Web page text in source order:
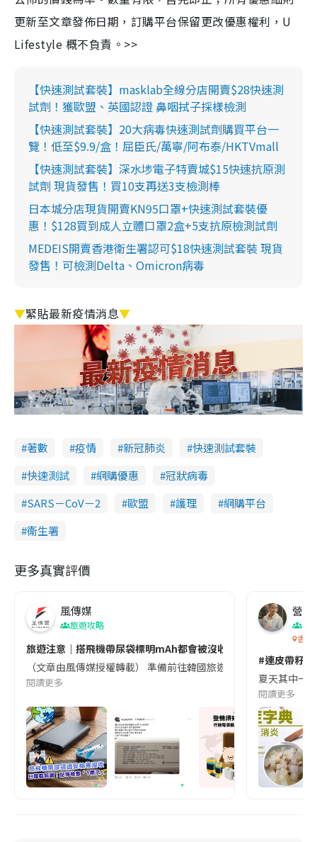
更新至文章發佈日期，訂購平台保留更改優惠權利，U
Lifestyle 概不負責。>>
【快速測試套裝】masklab全線分店開賣$28快速測
試劑！獲歐盟、英國認證 鼻咽拭子採樣檢測
【快速測試套裝】20大病毒快速測試劑購買平台一
覽！低至$9.9/盒！屈臣氏/萬寧/阿布泰/HKTVmall
【快速測試套裝】深水埗電子特賣城$15快速抗原測
試劑 現貨發售！買10支再送3支檢測棒
日本城分店現貨開賣KN95口罩+快速測試套裝優
惠！$128買到成人立體口罩2盒+5支抗原檢測試劑
MEDEIS開賣香港衛生署認可$18快速測試套裝 現貨
發售！可檢測Delta、Omicron病毒
▼緊貼最新疫情消息▼
著數 疫情 新冠肺炎
快速測試套裝
快速測試
網購優惠
冠狀病毒
SARS－CoV－2
歐盟 護理
網購平台
衞生署
更多真實評價
風傳媒
旅遊攻略
旅遊注意｜搭飛機帶尿袋標明mAh都會被沒收😱出發前切記檢查
（文章由風傳媒授權轉載） 準備前往韓國旅遊的民眾，近期要
閱讀更多
營養
香港
#連皮帶籽
夏天其中一
閱讀更多